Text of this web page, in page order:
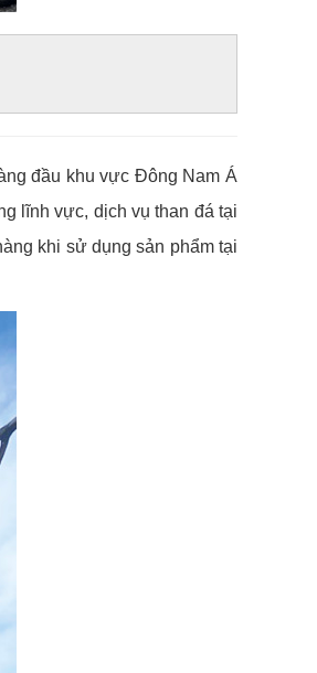
đầu khu vực Đông Nam Á
lĩnh vực, dịch vụ than đá tại
khi sử dụng sản phẩm tại